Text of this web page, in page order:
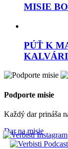
MISIE
PÚŤ K
Podporte misie
Každý dar prináša
Dar na misie